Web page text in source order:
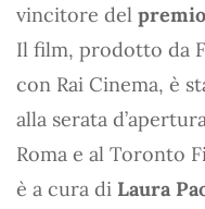
vincitore del
Il film, prodotto da
con Rai Cinema, è
alla serata
Roma e al Toronto
è a cura di Laura